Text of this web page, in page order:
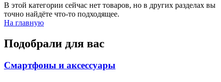
В этой категории сейчас нет товаров, но в других разделах вы
точно найдёте что-то подходящее.
На главную
Подобрали для вас
Смартфоны и аксессуары